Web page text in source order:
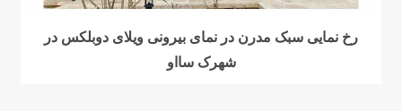
رخ نمایی سبک مدرن در نمای بیرونی ویلای دوبلکس در
شهرک سااو